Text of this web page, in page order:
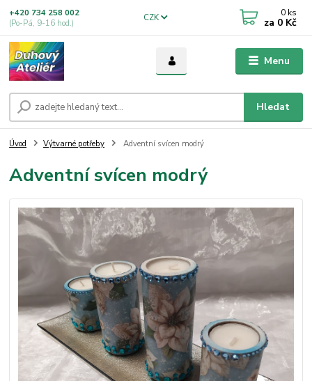
Menu
CZK
Hledat
+420 734 258 002
(Po-Pá, 9-16 hod.)
0 ks
za 0 Kč
Úvod Výtvarné potřeby Adventní svícen modrý
Adventní svícen modrý